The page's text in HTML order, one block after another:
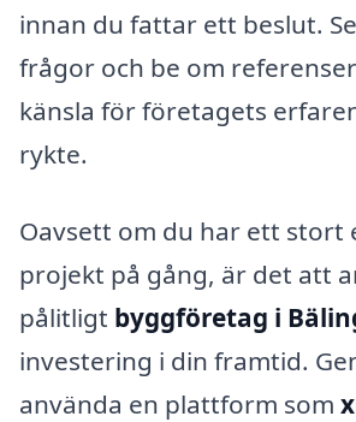
innan du fattar ett beslut.
frågor och be om
känsla för företagets
rykte.
Oavsett om du har ett stort
projekt på gång, är det att
pålitligt byggföretag i
investering i din framtid.
använda en plattform som